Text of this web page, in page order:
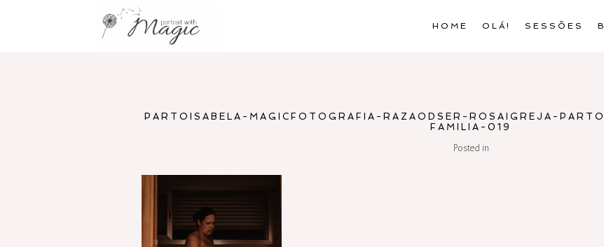
HOME OLÁ! SESSÕES
PARTOISABELA-MAGICFOTOGRAFIA-RAZAODSER-ROSAIGREJA-
FAMILIA-019
Posted in